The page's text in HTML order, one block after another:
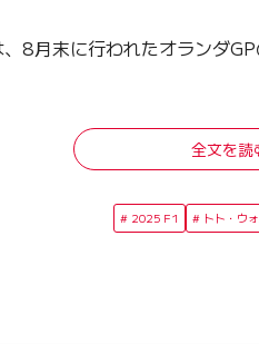
8月末に行われたオランダ
全文を読
2025 F1 トト・ウ